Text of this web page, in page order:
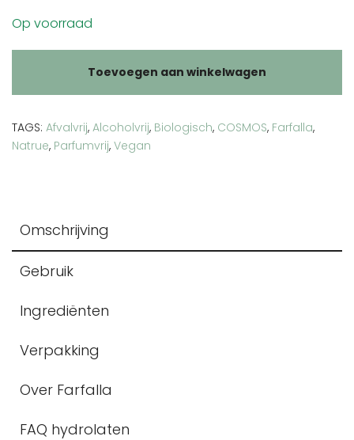
Op voorraad
Toevoegen aan winkelwagen
TAGS: Afvalvrij, Alcoholvrij, Biologisch, COSMOS, Farfalla,
Natrue, Parfumvrij, Vegan
Omschrijving
Gebruik
Ingrediënten
Verpakking
Over Farfalla
FAQ hydrolaten